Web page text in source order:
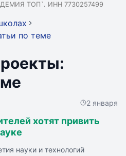
ТОП`. ИНН 7730257499
по теме
2 января
хотят привить
науки и технологий